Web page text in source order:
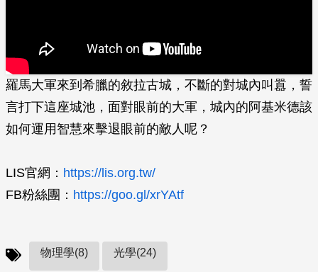
羅馬大軍來到希臘的敘拉古城，不斷的對城內叫囂，誓
言打下這座城池，面對眼前的大軍，城內的阿基米德該
如何運用智慧來擊退眼前的敵人呢？
LIS官網： https://lis.org.tw/
FB粉絲團： https://goo.gl/xrYAtf
物理學(8) 光學(24)